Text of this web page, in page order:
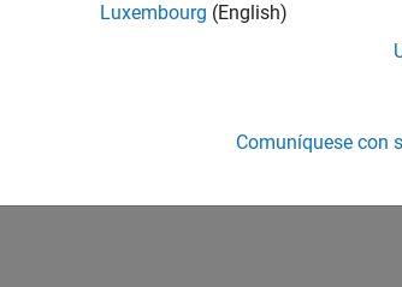
Luxembourg (English)
Comuníquese con